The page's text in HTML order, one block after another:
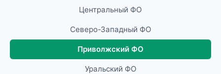
Центральный ФО
Северо-Западный ФО
Приволжский ФО
Уральский ФО